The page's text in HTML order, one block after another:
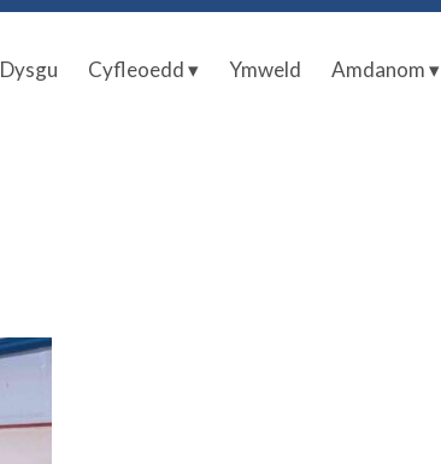
Dysgu Cyfleoedd ▾ Ymweld Amdanom ▾